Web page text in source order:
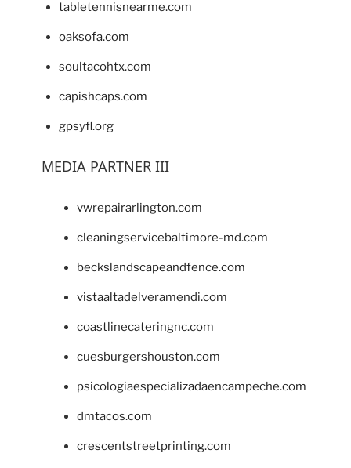
tabletennisnearme.com
oaksofa.com
soultacohtx.com
capishcaps.com
gpsyfl.org
MEDIA PARTNER III
vwrepairarlington.com
cleaningservicebaltimore-md.com
beckslandscapeandfence.com
vistaaltadelveramendi.com
coastlinecateringnc.com
cuesburgershouston.com
psicologiaespecializadaencampeche.com
dmtacos.com
crescentstreetprinting.com